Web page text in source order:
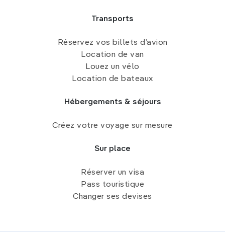
Transports
Réservez vos billets d’avion
Location de van
Louez un vélo
Location de bateaux
Hébergements & séjours
Créez votre voyage sur mesure
Sur place
Réserver un visa
Pass touristique
Changer ses devises